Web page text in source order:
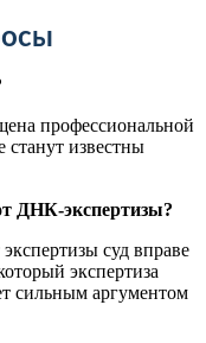
профессиональной
станут известны
ДНК-экспертизы?
суд вправе
экспертиза
сильным аргументом